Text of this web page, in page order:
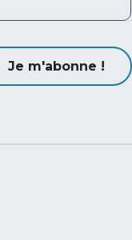
Je m'abonne !